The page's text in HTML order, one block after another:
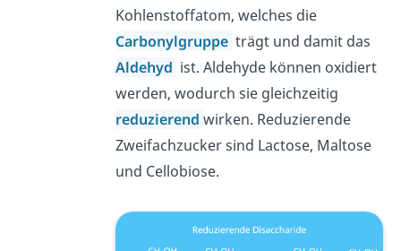
Kohlenstoffatom, welches die
Carbonylgruppe trägt und damit das
Aldehyd ist. Aldehyde können oxidiert
werden, wodurch sie gleichzeitig
reduzierend wirken. Reduzierende
Zweifachzucker sind Lactose, Maltose
und Cellobiose.